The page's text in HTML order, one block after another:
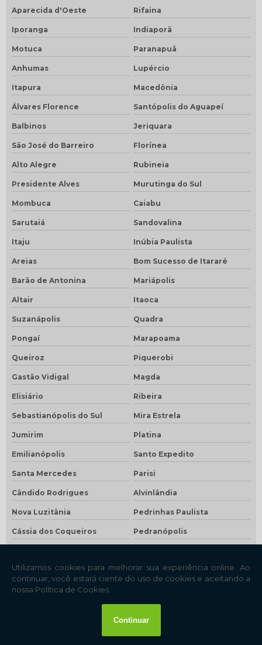
Aparecida d'Oeste Rifaina
Iporanga Indiaporã
Motuca Paranapuã
Anhumas Lupércio
Itapura Macedônia
Álvares Florence Santópolis do Aguapeí
Balbinos Jeriquara
São José do Barreiro Florínea
Alto Alegre Rubineia
Presidente Alves Murutinga do Sul
Mombuca Caiabu
Sarutaiá Sandovalina
Itaju Inúbia Paulista
Areias Bom Sucesso de Itararé
Barão de Antonina Mariápolis
Altair Itaoca
Suzanápolis Quadra
Pongaí Marapoama
Queiroz Piquerobi
Gastão Vidigal Magda
Elisiário Ribeira
Sebastianópolis do Sul Mira Estrela
Jumirim Platina
Emilianópolis Santo Expedito
Santa Mercedes Parisi
Cândido Rodrigues Alvinlândia
Nova Luzitânia Pedrinhas Paulista
Cássia dos Coqueiros Pedranópolis
Floreal Santa Rita d'Oeste
Borebi
Zacarias